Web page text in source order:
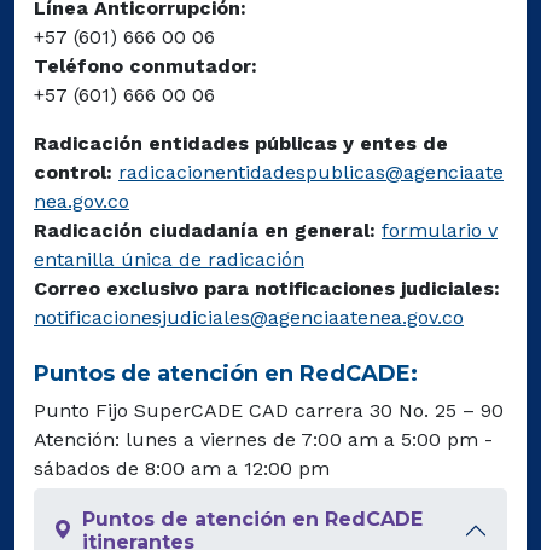
Línea Anticorrupción:
+57 (601) 666 00 06
Teléfono conmutador:
+57 (601) 666 00 06
Radicación entidades públicas y entes de
control: radicacionentidadespublicas@agenciaate
nea.gov.co
Radicación ciudadanía en general: formulario v
entanilla única de radicación
Correo exclusivo para notificaciones judiciales:
notificacionesjudiciales@agenciaatenea.gov.co
Puntos de atención en RedCADE:
Punto Fijo SuperCADE CAD carrera 30 No. 25 – 90
Atención: lunes a viernes de 7:00 am a 5:00 pm -
sábados de 8:00 am a 12:00 pm
Puntos de atención en RedCADE
itinerantes